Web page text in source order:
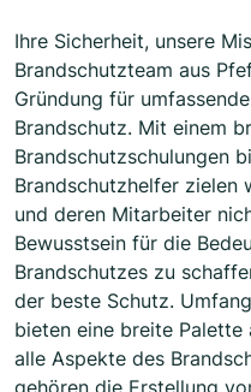
Ihre Sicherheit, unsere
Brandschutzteam aus
Gründung für
Brandschutz. Mit einem
Brandschutzschulungen
Brandschutzhelfer zielen
und deren Mitarbeiter
Bewusstsein für die
Brandschutzes zu
der beste Schutz.
bieten eine breite Palette
alle Aspekte des